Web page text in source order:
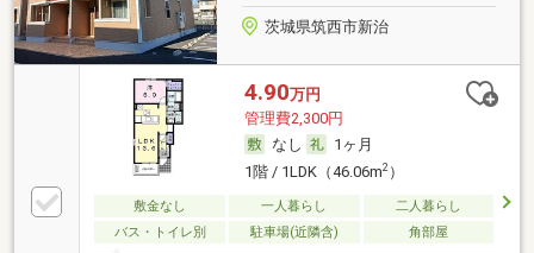
茨城県筑西市新治
4.90万円
管理費2,300円
なし
1ヶ月
1階 / 1LDK（46.06m2）
敷金なし 一人暮らし
二人暮らし
バス・トイレ別
駐車場(近隣含) 角部屋